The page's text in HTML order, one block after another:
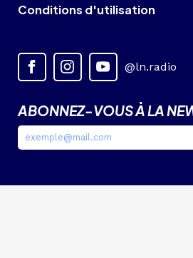
Conditions d'utilisation
@ln.radio
ABONNEZ-VOUS À LA